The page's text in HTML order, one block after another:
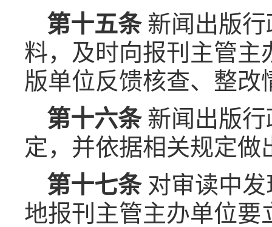
第十五条新闻出版行
料，及时向报刊主管
版单位反馈核查、整改
第十六条 新闻出版
定，并依据相关规定做
第十七条对审读中发
地报刊主管主办单位